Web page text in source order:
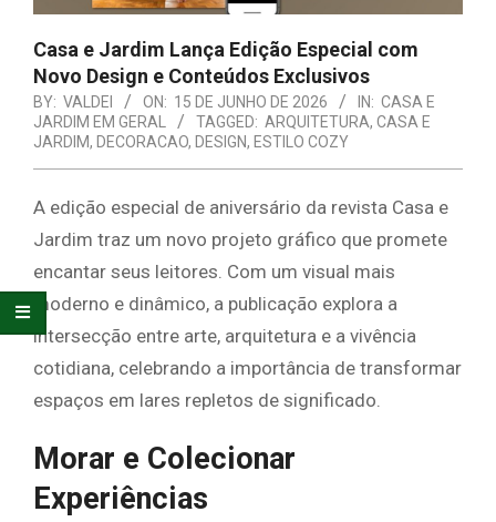
Casa e Jardim Lança Edição Especial com
Novo Design e Conteúdos Exclusivos
BY: VALDEI ON: 15 DE JUNHO DE 2026 IN: CASA E
JARDIM EM GERAL
TAGGED: ARQUITETURA, CASA E
JARDIM, DECORACAO, DESIGN, ESTILO COZY
A edição especial de aniversário da revista Casa e
Jardim traz um novo projeto gráfico que promete
encantar seus leitores. Com um visual mais
moderno e dinâmico, a publicação explora a
intersecção entre arte, arquitetura e a vivência
cotidiana, celebrando a importância de transformar
espaços em lares repletos de significado.
Morar e Colecionar
Experiências